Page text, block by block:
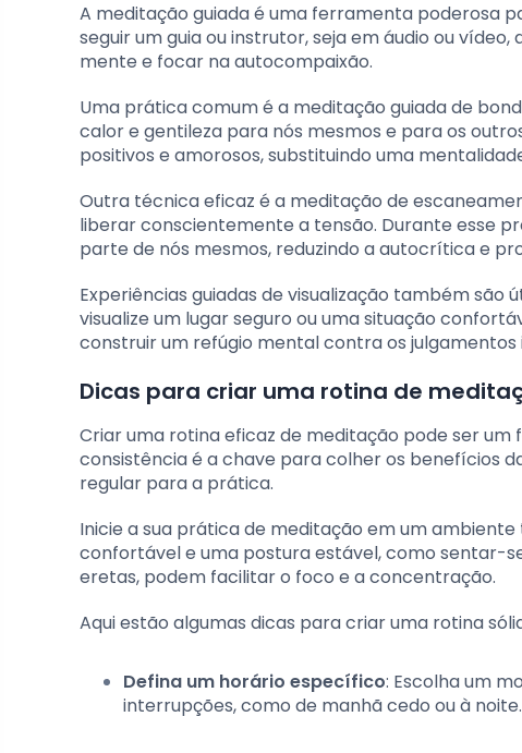
A meditação guiada é uma ferramenta poderosa
seguir um guia ou instrutor, seja em áudio ou
mente e focar na autocompaixão.
Uma prática comum é a meditação guiada de
calor e gentileza para nós mesmos e para os
positivos e amorosos, substituindo uma
Outra técnica eficaz é a meditação de
liberar conscientemente a tensão. Durante esse
parte de nós mesmos, reduzindo a autocrítica e
Experiências guiadas de visualização também são
visualize um lugar seguro ou uma situação
construir um refúgio mental contra os julgamentos
Dicas para criar uma rotina de
Criar uma rotina eficaz de meditação pode ser
consistência é a chave para colher os benefícios
regular para a prática.
Inicie a sua prática de meditação em um
confortável e uma postura estável, como sentar-
eretas, podem facilitar o foco e a concentração.
Aqui estão algumas dicas para criar uma rotina
Defina um horário específico: Escolha um
interrupções, como de manhã cedo ou à noite.